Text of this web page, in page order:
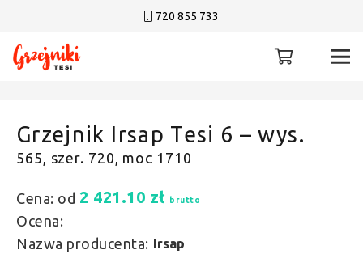
720 855 733
Grzejnik Irsap Tesi 6 – wys.
565, szer. 720, moc 1710
Cena: od 2 421.10 zł brutto
Ocena:
Nazwa producenta: Irsap